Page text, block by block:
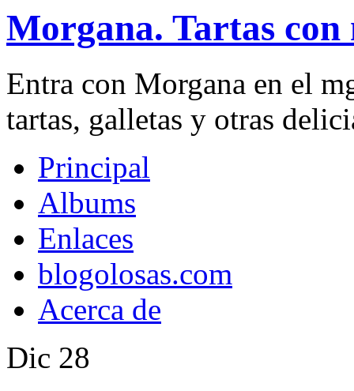
Morgana. Tartas con
Entra con Morgana en el
tartas, galletas y otras
Principal
Albums
Enlaces
blogolosas.com
Acerca de
Dic 28